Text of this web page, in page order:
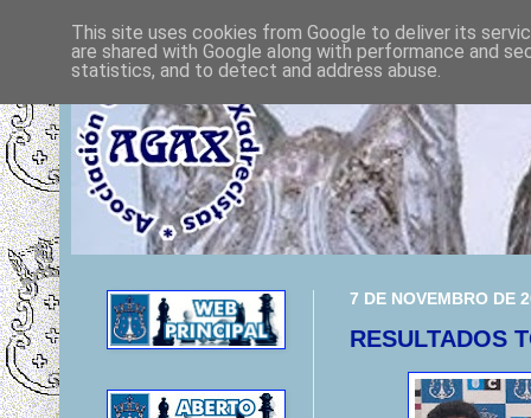
7 DE NOVEMBRO DE
RESULTADOS
This site uses cookies from Google to deliver its
are shared with Google along with performance and
statistics, and to detect and address abuse.